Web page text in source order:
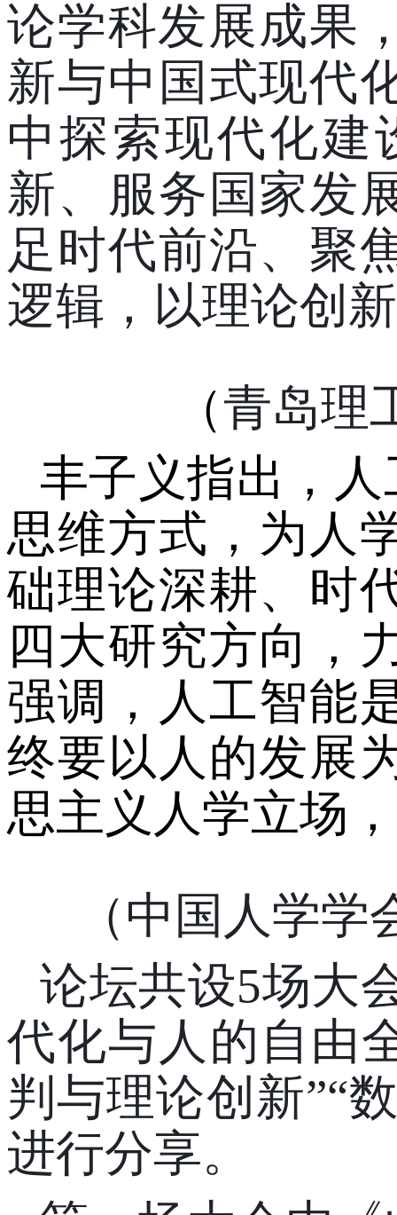
论学科发展成果
新与中国式现代
中探索现代化建
新、服务国家发
足时代前沿、聚
逻辑，以理论创
（青岛理
丰子义指出，
思维方式，为人
础理论深耕、时
四大研究方向，
强调，人工智能
终要以人的发展
思主义人学立场
（中国人学学
论坛共设5场大
代化与人的自由
判与理论创新”“
进行分享。